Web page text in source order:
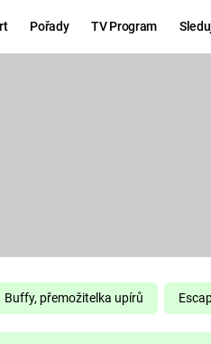
Pořady TV Program
DELIVERANCE
Buffy, přemožitelka upírů